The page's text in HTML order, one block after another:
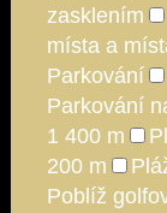
zasklením
místa a
Parkování
Parkování
1 400 m
200 m
Poblíž